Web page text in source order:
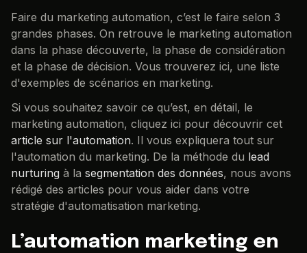
Faire du marketing automation, c’est le faire selon 3
grandes phases. On retrouve le marketing automation
dans la phase découverte, la phase de considération
et la phase de décision. Vous trouverez ici, une liste
d'exemples de scénarios en marketing.
Si vous souhaitez savoir ce qu’est, en détail, le
marketing automation, cliquez ici pour découvrir cet
article sur l'automation. Il vous expliquera tout sur
l'automation du marketing. De la méthode du lead
nurturing à la segmentation des données, nous avons
rédigé des articles pour vous aider dans votre
stratégie d'automatisation marketing.
L’automation marketing en